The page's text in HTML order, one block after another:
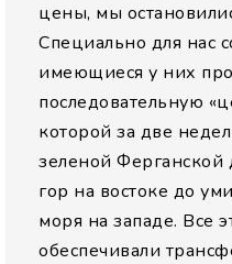
цены, мы
Специально для нас
имеющиеся у них
последовательную
которой за две
зеленой
гор на востоке до
моря на западе. Все
обеспечивали